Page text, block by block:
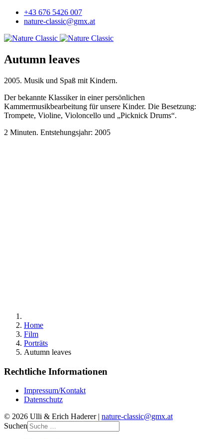
+43 676 5426 007
nature-classic@gmx.at
Autumn leaves
2005. Musik und Spaß mit Kindern.
Der bekannte Klassiker in einer persönlichen
Kammermusikbearbeitung für unsere Kinder. Die Besetzung:
Trompete, Violine, Violoncello und „Picknick Drums“.
2 Minuten. Entstehungsjahr: 2005
Home
Film
Porträts
Autumn leaves
Rechtliche Informationen
Impressum/Kontakt
Datenschutz
© 2026 Ulli & Erich Haderer | nature-classic@gmx.at
Suchen